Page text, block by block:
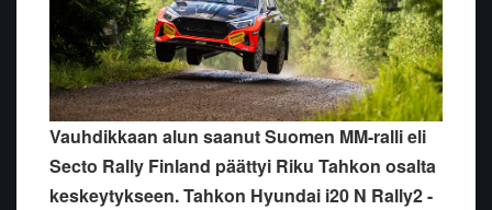
Vauhdikkaan alun saanut Suomen MM-ralli eli
Secto Rally Finland päättyi Riku Tahkon osalta
keskeytykseen. Tahkon Hyundai i20 N Rally2 -